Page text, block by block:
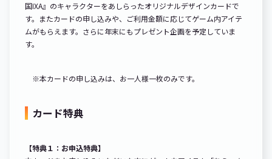
国IXA』のキャラクターをあしらったオリジナルデザインカードで
す。またカードの申し込みや、ご利用金額に応じてゲーム内アイテ
ムがもらえます。さらに年末にもプレゼント企画を予定していま
す。
※本カードの申し込みは、お一人様一枚のみです。
カード特典
【特典１：お申込特典】